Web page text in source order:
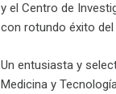
y el Centro de
con rotundo éxito del
Un entusiasta y
Medicina y